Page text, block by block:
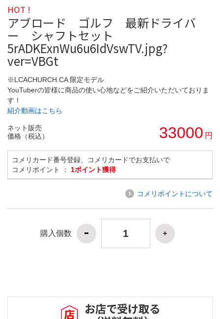
HOT !
アブロード ゴルフ 最新ドライバ
ー シャフトセット
5rADKExnWu6u6IdVswTV.jpg?
ver=VBGt
※LCACHURCH.CA 限定モデル
YouTuberの皆様に商品の使い心地などをご紹介いただいておりま
す！
紹介動画はこちら
ネット販売
価格（税込）
33000 円
コメリカード番号登録、コメリカードでお支払いで
コメリポイント ： 1ポイント獲得
コメリポイントについて
購入個数
お店で受け取る